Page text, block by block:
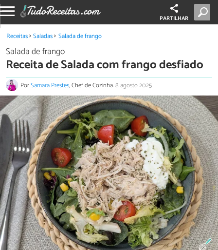
PARTILHAR
Receitas Saladas Salada de frango
Salada de frango
Receita de Salada com frango desfiado
PorSamara Prestes, Chef de Cozinha.8 agosto 2025